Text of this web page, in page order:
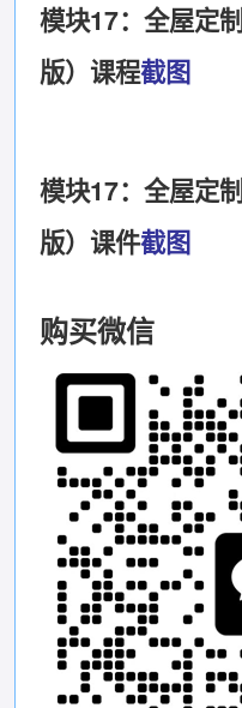
模块17：全屋定
版）课程截图
模块17：全屋定
版）课件截图
购买微信